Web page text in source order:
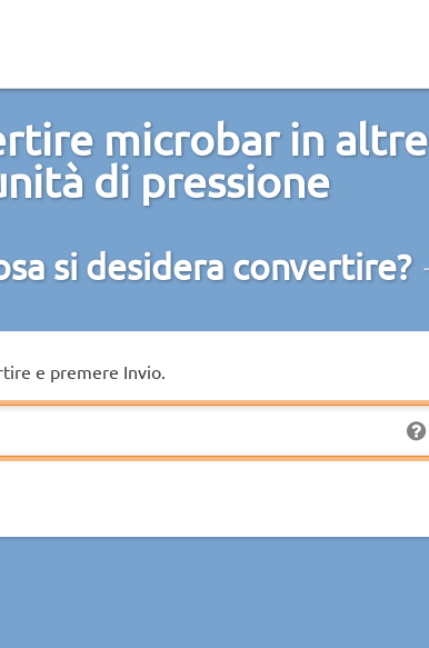
microbar in altre
di pressione
si desidera convertire?
e premere Invio.